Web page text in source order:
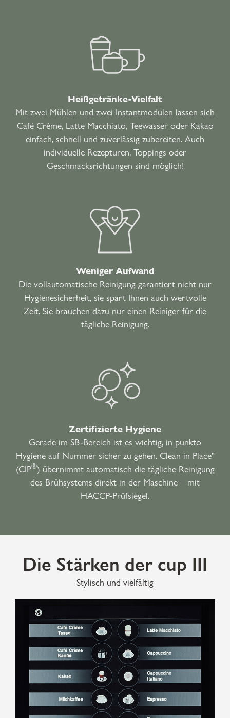
Heißgetränke-Vielfalt
Mit zwei Mühlen und zwei Instantmodulen lassen sich
Café Crème, Latte Macchiato, Teewasser oder Kakao
einfach, schnell und zuverlässig zubereiten. Auch
individuelle Rezepturen, Toppings oder
Geschmacksrichtungen sind möglich!
Weniger Aufwand
Die vollautomatische Reinigung garantiert nicht nur
Hygienesicherheit, sie spart Ihnen auch wertvolle
Zeit. Sie brauchen dazu nur einen Reiniger für die
tägliche Reinigung.
Zertifizierte Hygiene
Gerade im SB-Bereich ist es wichtig, in punkto
Hygiene auf Nummer sicher zu gehen. Clean in Place"
(CIP®) übernimmt automatisch die tägliche Reinigung
des Brühsystems direkt in der Maschine – mit
HACCP-Prüfsiegel.
Die Stärken der cup III
Stylisch und vielfältig